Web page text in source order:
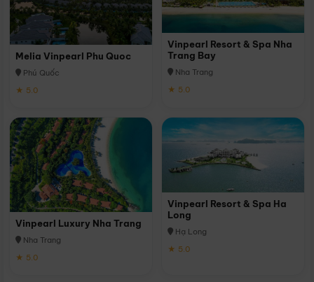
Melia Vinpearl Phu Quoc
Phú Quốc
★ 5.0
Vinpearl Resort & Spa Nha
Trang Bay
Nha Trang
★ 5.0
Vinpearl Luxury Nha Trang
Nha Trang
★ 5.0
Vinpearl Resort & Spa Ha
Long
Hạ Long
★ 5.0